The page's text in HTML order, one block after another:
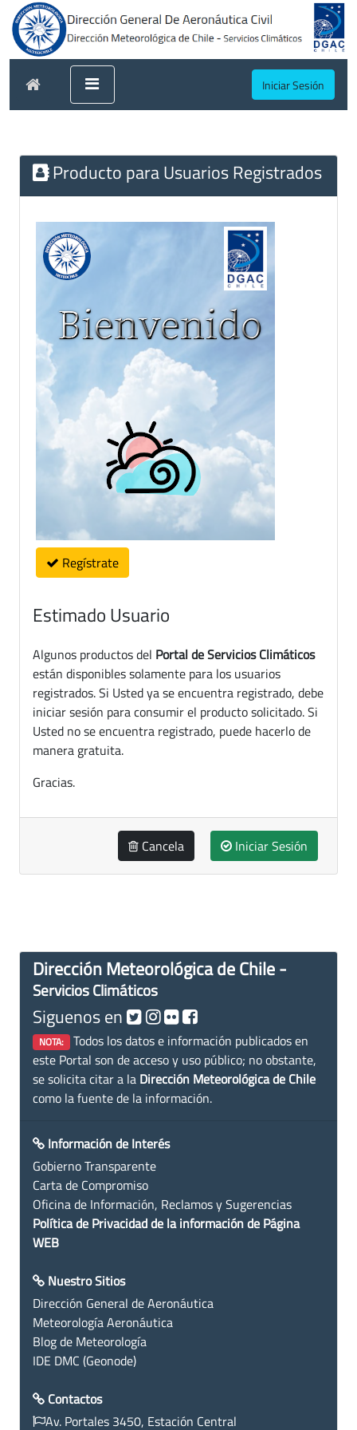
Iniciar Sesión
Producto para Usuarios Registrados
Regístrate
Estimado Usuario
Algunos productos del Portal de Servicios Climáticos
están disponibles solamente para los usuarios
registrados. Si Usted ya se encuentra registrado, debe
iniciar sesión para consumir el producto solicitado. Si
Usted no se encuentra registrado, puede hacerlo de
manera gratuita.
Gracias.
Cancela Iniciar Sesión
Dirección Meteorológica de Chile -
Servicios Climáticos
Siguenos en
NOTA: Todos los datos e información publicados en
este Portal son de acceso y uso público; no obstante,
se solicita citar a la Dirección Meteorológica de Chile
como la fuente de la información.
Información de Interés
Gobierno Transparente
Carta de Compromiso
Oficina de Información, Reclamos y Sugerencias
Política de Privacidad de la información de Página
WEB
Nuestro Sitios
Dirección General de Aeronáutica
Meteorología Aeronáutica
Blog de Meteorología
IDE DMC (Geonode)
Contactos
Av. Portales 3450, Estación Central